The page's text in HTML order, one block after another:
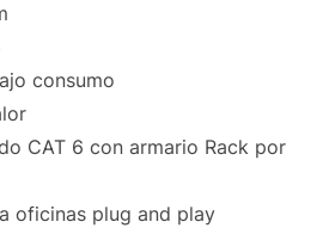
consumo
CAT 6 con armario Rack por
oficinas plug and play